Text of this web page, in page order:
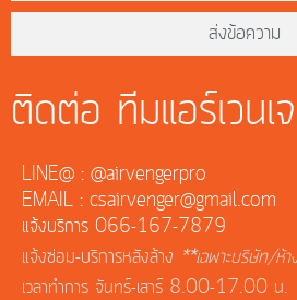
ส่งข้อความ
ติดต่อ ทีมแอร์เวนเ
LINE@ : @airvengerpro
EMAIL : csairvenger@gmail.com
แจ้งบริการ 066-167-7879
แจ้งซ่อม-บริการหลังล้าง **เฉพาะบริษัท/
เวลาทำการ จันทร์-เสาร์ 8.00-17.00 น.